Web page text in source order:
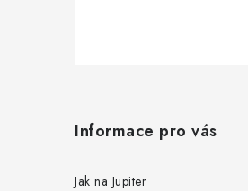
Informace pro vás
Jak na Jupiter